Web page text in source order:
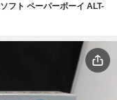
フト ペーパーボーイ ALT-